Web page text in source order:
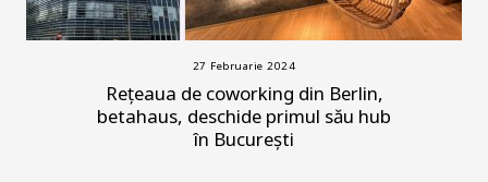
27 Februarie 2024
Rețeaua de coworking din Berlin,
betahaus, deschide primul său hub
în București